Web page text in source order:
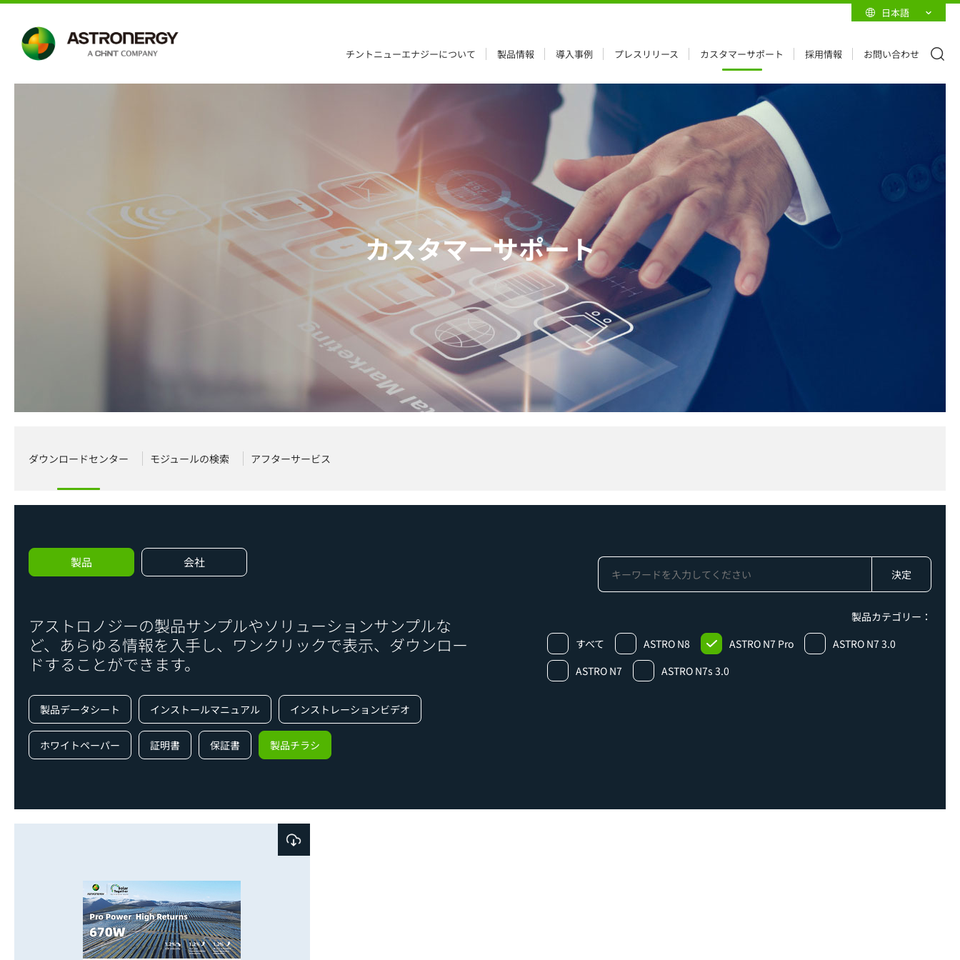
日本語
チントニューエナジーについて 製品情報 導入事例 プレスリリース カスタマーサポート 採用情報 お問い合わせ
カスタマーサポート
ダウンロードセンター モジュールの検索 アフターサービス
製品 会社
アストロノジーの製品サンプルやソリューションサンプルな
ど、あらゆる情報を入手し、ワンクリックで表示、ダウンロー
ドすることができます。
製品データシート インストールマニュアル インストレーションビデオ
ホワイトペーパー 証明書 保証書 製品チラシ
製品カテゴリー：
すべて
ASTRO N8 ASTRO N7 Pro
ASTRO N7 3.0
ASTRO N7
ASTRO N7s 3.0